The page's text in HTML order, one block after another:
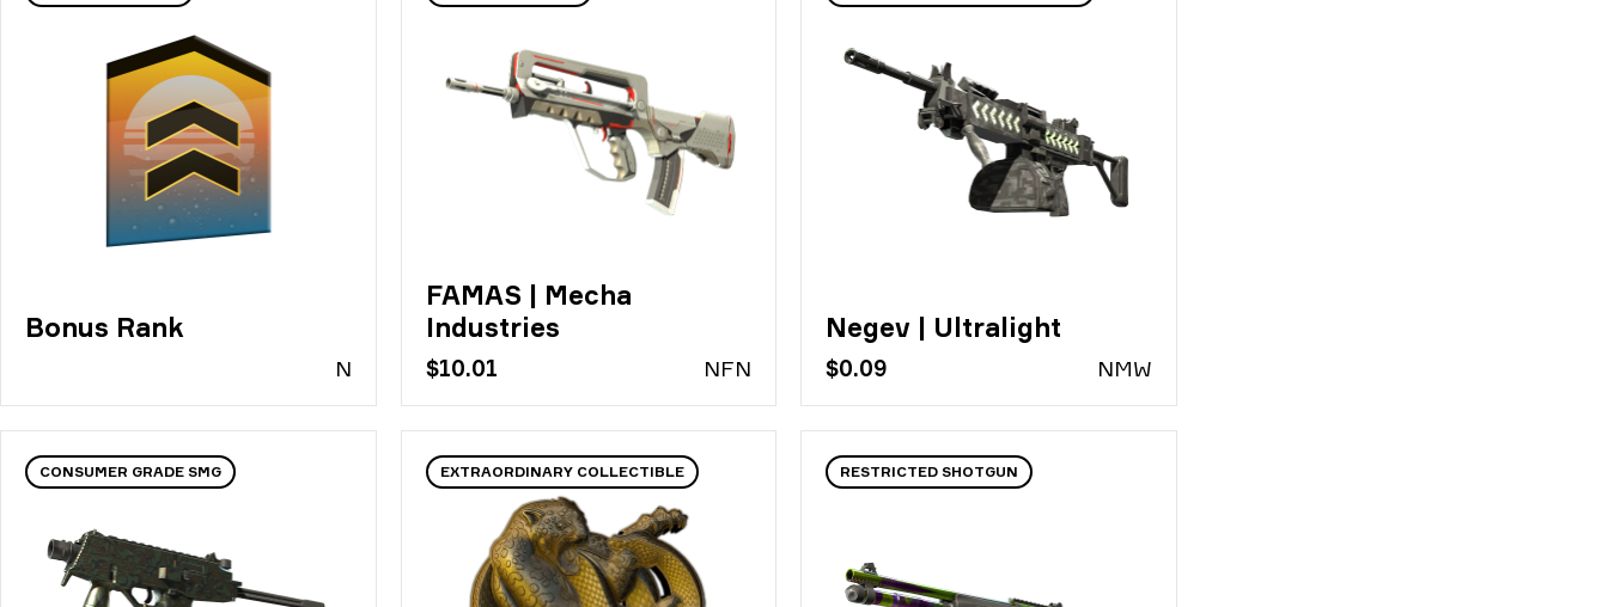
Bonus Rank
N
FAMAS | Mecha
Industries
$10.01 NFN
Negev | Ultralight
$0.09 NMW
CONSUMER GRADE SMG EXTRAORDINARY COLLECTIBLE RESTRICTED SHOTGUN